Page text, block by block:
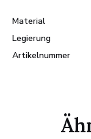
Material
Legierung
Artikelnummer